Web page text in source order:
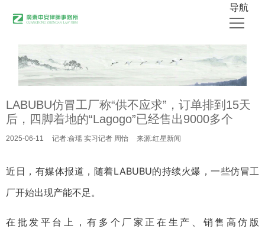
导航
关于中安
律师团队
业务领域
媒体采访
中安新闻
联系我们
LABUBU仿冒工厂称“供不应求”，订单排到15天
后，四脚着地的“Lagogo”已经售出9000多个
2025-06-11 记者:俞瑶 实习记者 周怡 来源:红星新闻
近日，有媒体报道，随着LABUBU的持续火爆，一些仿冒工
厂开始出现产能不足。
在批发平台上，有多个厂家正在生产、销售高仿版